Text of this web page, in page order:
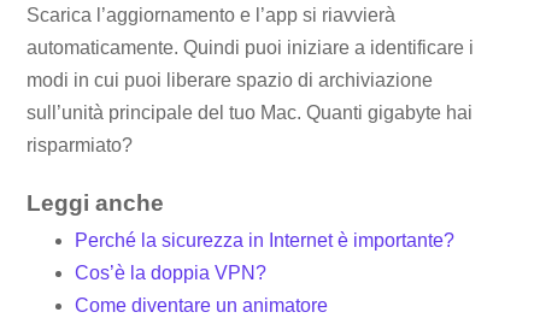
Scarica l’aggiornamento e l’app si riavvierà
automaticamente. Quindi puoi iniziare a identificare i
modi in cui puoi liberare spazio di archiviazione
sull’unità principale del tuo Mac. Quanti gigabyte hai
risparmiato?
Leggi anche
Perché la sicurezza in Internet è importante?
Cos’è la doppia VPN?
Come diventare un animatore